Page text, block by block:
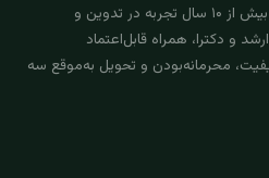
موسسه پژوهشی سبزانگشتی با بیش از ۱۰ سال تجربه در تدوین و
و دکترا، همراه قابل‌اعتماد
محرمانه‌بودن و تحویل به‌موقع سه